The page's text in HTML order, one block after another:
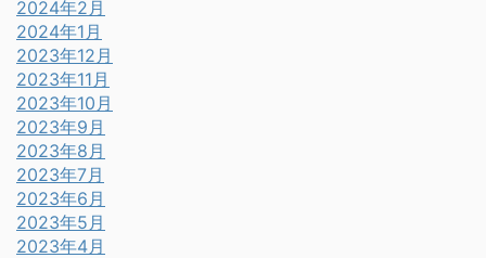
2024年2月
2024年1月
2023年12月
2023年11月
2023年10月
2023年9月
2023年8月
2023年7月
2023年6月
2023年5月
2023年4月